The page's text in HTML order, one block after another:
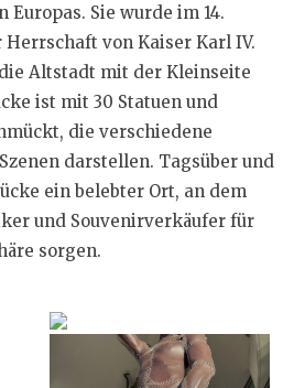
Sie wurde im 14.
von Kaiser Karl IV.
Altstadt mit der Kleinseite
ist mit 30 Statuen und
die verschiedene
darstellen. Tagsüber und
ein belebter Ort, an dem
und Souvenirverkäufer für
sorgen.